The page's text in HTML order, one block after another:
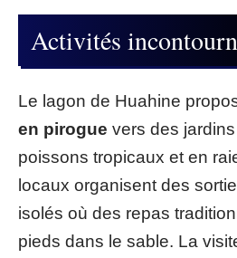
Activités
Le lagon de Huahine
en pirogue vers des
poissons tropicaux et en
locaux organisent des
isolés où des repas
pieds dans le sable. La